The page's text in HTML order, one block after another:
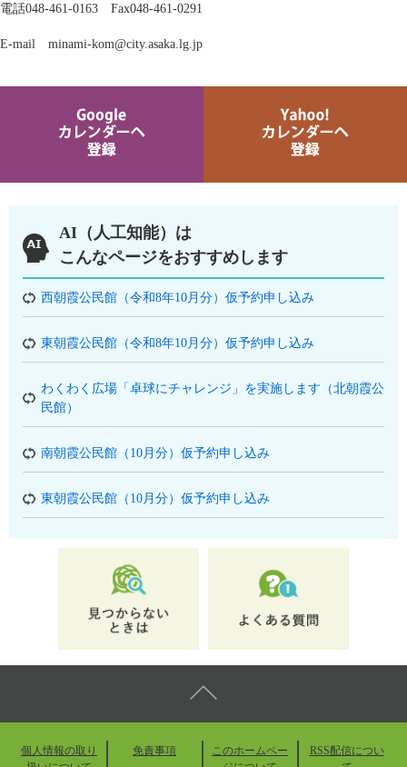
電話048-461-0163 Fax048-461-0291
E‐mail minami-kom@city.asaka.lg.jp
AI（人工知能）は
こんなページをおすすめします
西朝霞公民館（令和8年10月分）仮予約申し込み
東朝霞公民館（令和8年10月分）仮予約申し込み
わくわく広場「卓球にチャレンジ」を実施します（北朝霞公
民館）
南朝霞公民館（10月分）仮予約申し込み
東朝霞公民館（10月分）仮予約申し込み
個人情報の取り
免責事項
このホームペー
RSS配信につい